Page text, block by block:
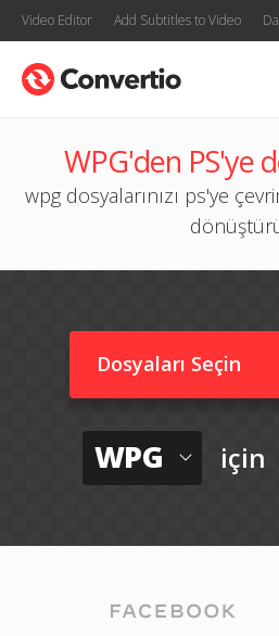
Video Editor Add Subtitles to Video
WPG'den PS'ye
wpg dosyalarınızı ps'ye
Dosyaları Seçin
WPG için